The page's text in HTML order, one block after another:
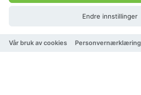
Endre innstillinger
Vår bruk av cookies Personvernærklæring